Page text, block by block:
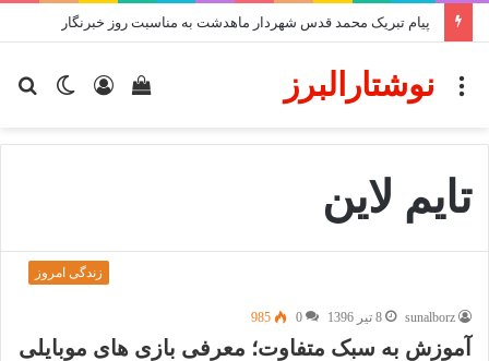
پیام تبریک محمد قدس شهردار ماهدشت به مناسبت روز خبرنگار
تغییر
ورود
دیدن
خرید
نوشتارالبرزمنو
تایم لاین
زندگی امروز
sunalborz 8 تیر 1396 0
985
آموزش به سبک متفاوت؛ معرفی بازی های موبایلی